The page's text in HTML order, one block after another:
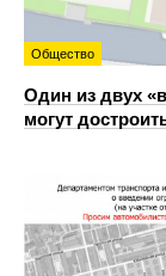
Общество
Один из двух
могут